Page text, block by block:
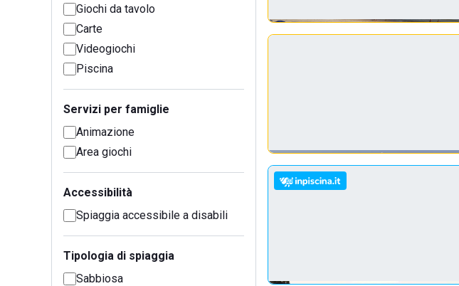
Giochi da tavolo
Carte
Videogiochi
Piscina
Servizi per famiglie
Animazione
Area giochi
Accessibilità
Spiaggia accessibile a disabili
Tipologia di spiaggia
Sabbiosa